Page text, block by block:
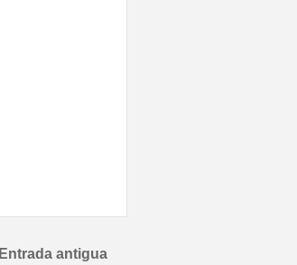
Entrada antigua